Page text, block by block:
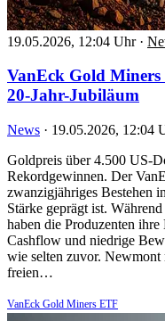
19.05.2026, 12:04 Uhr ·
VanEck Gold
20-Jahr-Jubiläum
News · 19.05.2026, 12:04
Goldpreis über 4.500 US-
Rekordgewinnen. Der
zwanzigjähriges Bestehen
Stärke geprägt ist.
haben die Produzenten
Cashflow und niedrige
wie selten zuvor. Newmont
freien…
VanEck Gold Miners ETF